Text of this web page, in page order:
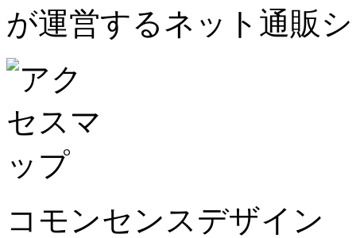
が運営するネット通販
コモンセンスデザイン